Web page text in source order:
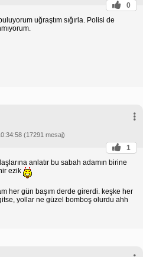
0
uğraştım sığırla. Polisi de
(17291 mesaj)
1
anlatır bu sabah adamın birine
ezik
her gün başım derde girerdi. keşke her
yollar ne güzel bomboş olurdu ahh